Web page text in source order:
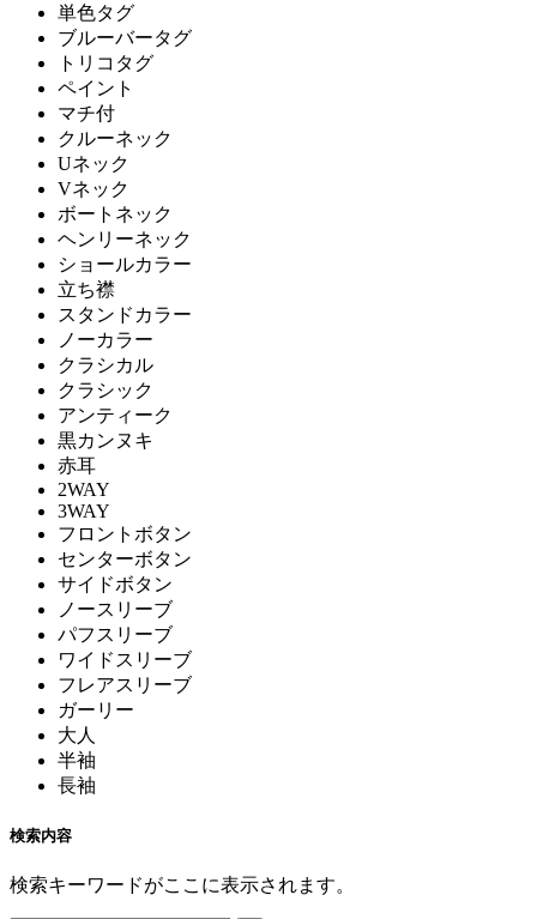
単色タグ
ブルーバータグ
トリコタグ
ペイント
マチ付
クルーネック
Uネック
Vネック
ボートネック
ヘンリーネック
ショールカラー
立ち襟
スタンドカラー
ノーカラー
クラシカル
クラシック
アンティーク
黒カンヌキ
赤耳
2WAY
3WAY
フロントボタン
センターボタン
サイドボタン
ノースリーブ
パフスリーブ
ワイドスリーブ
フレアスリーブ
ガーリー
大人
半袖
長袖
検索内容
検索キーワードがここに表示されます。